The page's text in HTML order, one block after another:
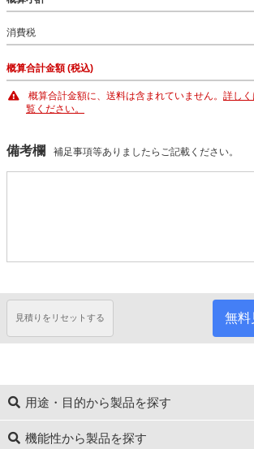
消費税
概算合計金額 (税込)
概算合計金額に、送料は含まれていません。 詳し
覧ください。
備考欄 補足事項等ありましたらご記載ください。
見積りをリセットする 無料
用途・目的から製品を探す
機能性から製品を探す